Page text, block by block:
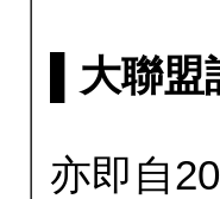
▌大聯
亦即自